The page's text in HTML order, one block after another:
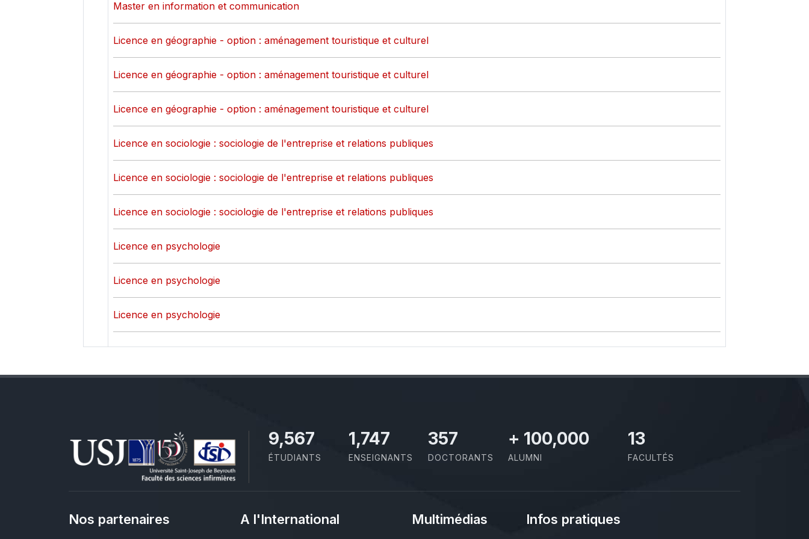
Master en information et communication
Licence en géographie - option : aménagement touristique et culturel
Licence en géographie - option : aménagement touristique et culturel
Licence en géographie - option : aménagement touristique et culturel
Licence en sociologie : sociologie de l'entreprise et relations publiques
Licence en sociologie : sociologie de l'entreprise et relations publiques
Licence en sociologie : sociologie de l'entreprise et relations publiques
Licence en psychologie
Licence en psychologie
Licence en psychologie
11,727
ÉTUDIANTS
2,142
ENSEIGNANTS
437
DOCTORANTS
+ 100,000
ALUMNI
13
FACULTÉS
Nos partenaires A l'International Multimédias Infos pratiques